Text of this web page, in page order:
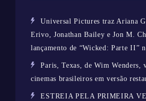
Universal Pictures traz Ariana
Erivo, Jonathan Bailey e Jon M.
lançamento de “Wicked: Parte II”
Paris, Texas, de Wim Wenders,
cinemas brasileiros em versão
ESTREIA PELA PRIMEIRA